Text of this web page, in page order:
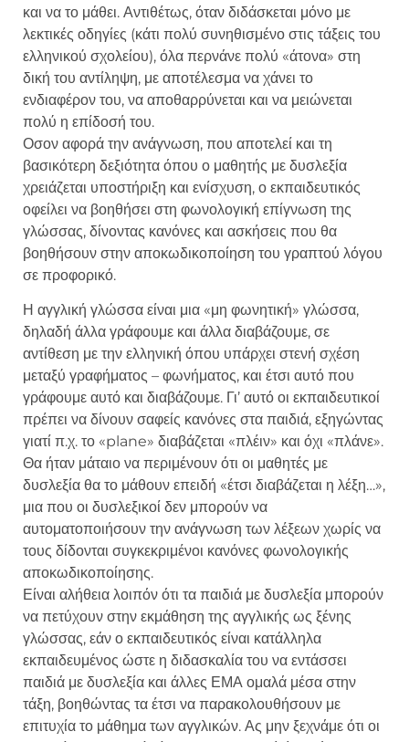
και να το μάθει. Αντιθέτως, όταν διδάσκεται μόνο με
λεκτικές οδηγίες (κάτι πολύ συνηθισμένο στις τάξεις του
ελληνικού σχολείου), όλα περνάνε πολύ «άτονα» στη
δική του αντίληψη, με αποτέλεσμα να χάνει το
ενδιαφέρον του, να αποθαρρύνεται και να μειώνεται
πολύ η επίδοσή του.
Οσον αφορά την ανάγνωση, που αποτελεί και τη
βασικότερη δεξιότητα όπου ο μαθητής με δυσλεξία
χρειάζεται υποστήριξη και ενίσχυση, ο εκπαιδευτικός
οφείλει να βοηθήσει στη φωνολογική επίγνωση της
γλώσσας, δίνοντας κανόνες και ασκήσεις που θα
βοηθήσουν στην αποκωδικοποίηση του γραπτού λόγου
σε προφορικό.
Η αγγλική γλώσσα είναι μια «μη φωνητική» γλώσσα,
δηλαδή άλλα γράφουμε και άλλα διαβάζουμε, σε
αντίθεση με την ελληνική όπου υπάρχει στενή σχέση
μεταξύ γραφήματος – φωνήματος, και έτσι αυτό που
γράφουμε αυτό και διαβάζουμε. Γι’ αυτό οι εκπαιδευτικοί
πρέπει να δίνουν σαφείς κανόνες στα παιδιά, εξηγώντας
γιατί π.χ. το «plane» διαβάζεται «πλέιν» και όχι «πλάνε».
Θα ήταν μάταιο να περιμένουν ότι οι μαθητές με
δυσλεξία θα το μάθουν επειδή «έτσι διαβάζεται η λέξη…»,
μια που οι δυσλεξικοί δεν μπορούν να
αυτοματοποιήσουν την ανάγνωση των λέξεων χωρίς να
τους δίδονται συγκεκριμένοι κανόνες φωνολογικής
αποκωδικοποίησης.
Είναι αλήθεια λοιπόν ότι τα παιδιά με δυσλεξία μπορούν
να πετύχουν στην εκμάθηση της αγγλικής ως ξένης
γλώσσας, εάν ο εκπαιδευτικός είναι κατάλληλα
εκπαιδευμένος ώστε η διδασκαλία του να εντάσσει
παιδιά με δυσλεξία και άλλες ΕΜΑ ομαλά μέσα στην
τάξη, βοηθώντας τα έτσι να παρακολουθήσουν με
επιτυχία το μάθημα των αγγλικών. Ας μην ξεχνάμε ότι οι